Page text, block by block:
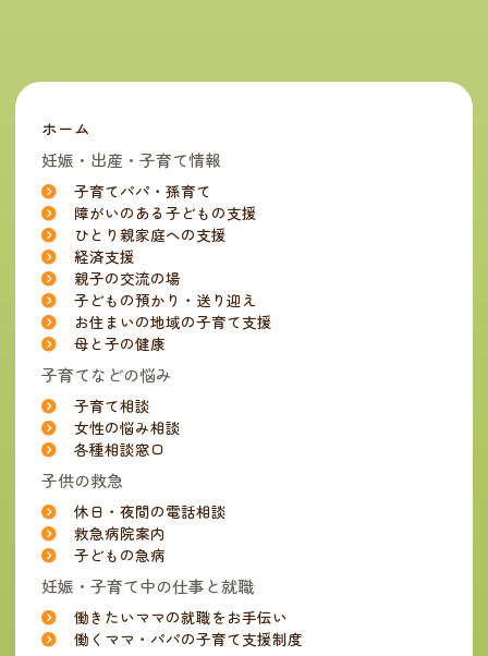
ホーム
妊娠・出産・子育て情報
子育てパパ・孫育て
障がいのある子どもの支援
ひとり親家庭への支援
経済支援
親子の交流の場
子どもの預かり・送り迎え
お住まいの地域の子育て支援
母と子の健康
子育てなどの悩み
子育て相談
女性の悩み相談
各種相談窓口
子供の救急
休日・夜間の電話相談
救急病院案内
子どもの急病
妊娠・子育て中の仕事と就職
働きたいママの就職をお手伝い
働くママ・パパの子育て支援制度